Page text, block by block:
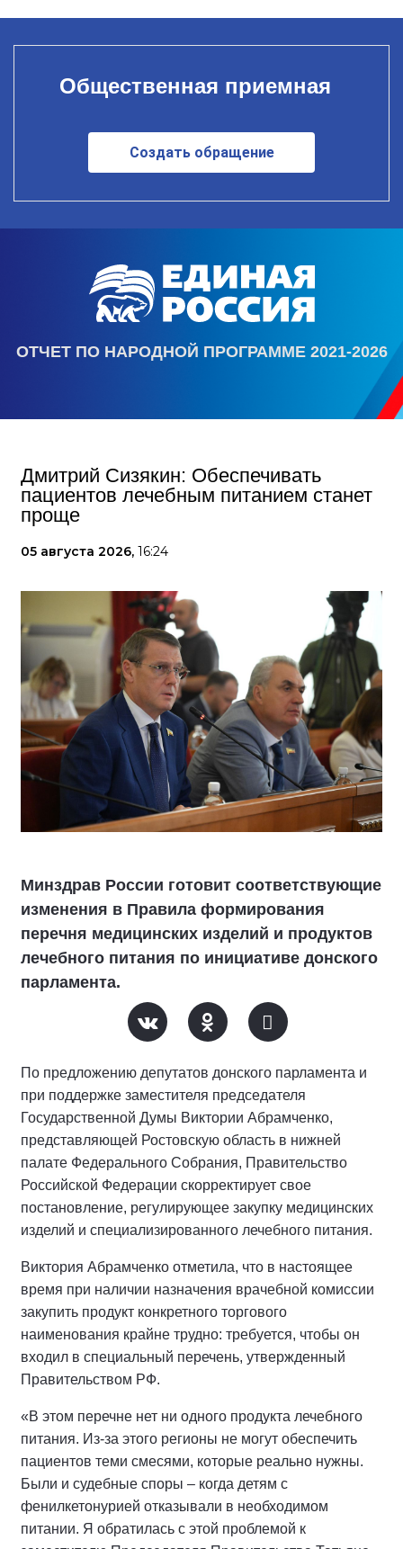
Общественная приемная
Создать обращение
ОТЧЕТ ПО НАРОДНОЙ ПРОГРАММЕ 2021-2026
Дмитрий Сизякин: Обеспечивать
пациентов лечебным питанием станет
проще
05 августа 2026, 16:24
Минздрав России готовит соответствующие
изменения в Правила формирования
перечня медицинских изделий и продуктов
лечебного питания по инициативе донского
парламента.
По предложению депутатов донского парламента и
при поддержке заместителя председателя
Государственной Думы Виктории Абрамченко,
представляющей Ростовскую область в нижней
палате Федерального Собрания, Правительство
Российской Федерации скорректирует свое
постановление, регулирующее закупку медицинских
изделий и специализированного лечебного питания.
Виктория Абрамченко отметила, что в настоящее
время при наличии назначения врачебной комиссии
закупить продукт конкретного торгового
наименования крайне трудно: требуется, чтобы он
входил в специальный перечень, утвержденный
Правительством РФ.
«В этом перечне нет ни одного продукта лечебного
питания. Из-за этого регионы не могут обеспечить
пациентов теми смесями, которые реально нужны.
Были и судебные споры – когда детям с
фенилкетонурией отказывали в необходимом
питании. Я обратилась с этой проблемой к